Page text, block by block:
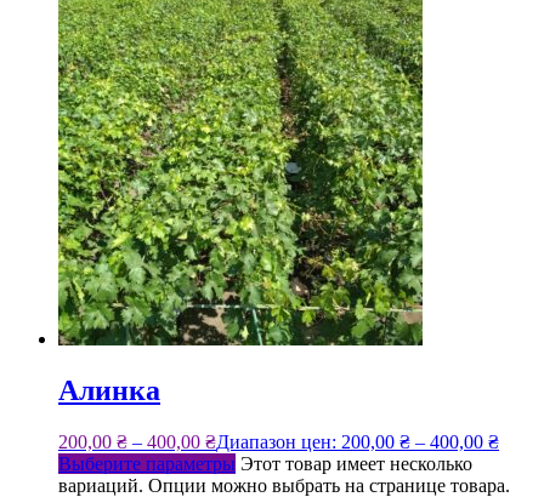
Алинка
200,00 ₴ – 400,00 ₴Диапазон цен: 200,00 ₴ – 400,00 ₴
Выберите параметры Этот товар имеет несколько
вариаций. Опции можно выбрать на странице товара.